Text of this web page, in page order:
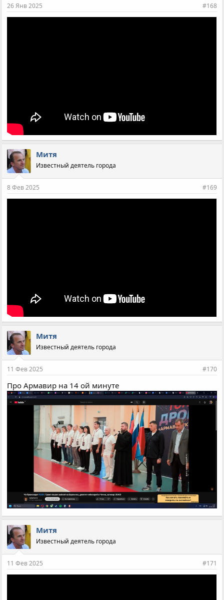
26 Янв 2025 #168
Митя
Известный деятель города
8 Фев 2025 #169
Митя
Известный деятель города
11 Фев 2025 #170
Про Армавир на 14 ой минуте
Митя
Известный деятель города
11 Фев 2025 #171